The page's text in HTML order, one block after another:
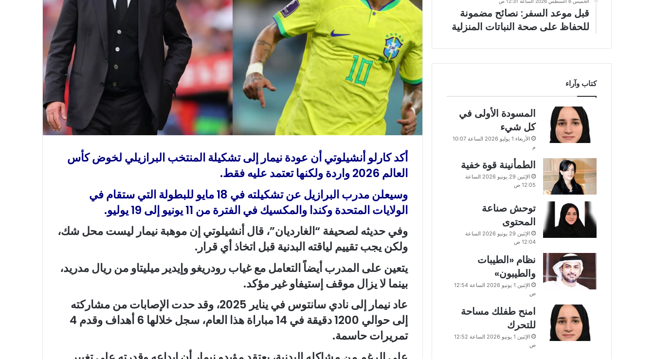
و
ن
ي
أكد كارلو أنشيلوتي أن عودة نيمار إلى تشكيلة المنتخب البرازيلي لخوض كأس
العالم 2026 واردة ولكنها تعتمد عليه فقط.
وسيعلن مدرب البرازيل عن تشكيلته في 18 مايو للبطولة التي ستقام في
الولايات المتحدة وكندا والمكسيك في الفترة من 11 يونيو إلى 19 يوليو.
وفي حديثه لصحيفة “الغارديان”، قال أنشيلوتي إن موهبة نيمار ليست محل شك،
ولكن يجب تقييم لياقته البدنية قبل اتخاذ أي قرار.
يتعين على المدرب أيضاً التعامل مع غياب رودريغو وإيدير ميليتاو من ريال مدريد،
بينما لا يزال موقف إستيفاو غير مؤكد.
عاد نيمار إلى نادي سانتوس في يناير 2025، وقد حدت الإصابات من مشاركته
إلى حوالي 1200 دقيقة في 14 مباراة هذا العام، سجل خلالها 6 أهداف وقدم 4
تمريرات حاسمة.
قبل موعد السفر: نصائح مضمونة
للحفاظ على صحة النباتات المنزلية
كتاب وآراء
المسودة الأولى في
كل شيء
الأربعاء 1 يوليو 2026 الساعة 10:07
م
الطمأنينة قوة خفية
الإثنين 29 يونيو 2026 الساعة
12:05 ص
توحش صناعة
المحتوى
الإثنين 29 يونيو 2026 الساعة
12:04 ص
نظام «الطيبات
والطيبون»
الإثنين 1 يونيو 2026 الساعة 12:54
ص
امنح طفلك مساحة
للتحرك
الإثنين 1 يونيو 2026 الساعة 12:52
ص